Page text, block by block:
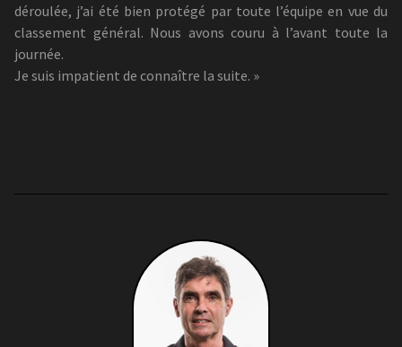
déroulée, j’ai été bien protégé par toute l’équipe en vue du
classement général. Nous avons couru à l’avant toute la
journée.
Je suis impatient de connaître la suite. »